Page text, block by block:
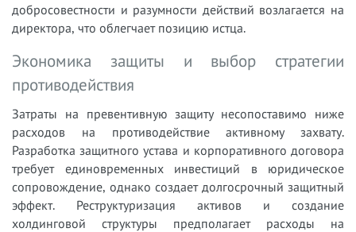
добросовестности и разумности действий возлагается на
директора, что облегчает позицию истца.
Экономика защиты и выбор стратегии
противодействия
Затраты на превентивную защиту несопоставимо ниже
расходов на противодействие активному захвату.
Разработка защитного устава и корпоративного договора
требует единовременных инвестиций в юридическое
сопровождение, однако создает долгосрочный защитный
эффект. Реструктуризация активов и создание
холдинговой структуры предполагает расходы на